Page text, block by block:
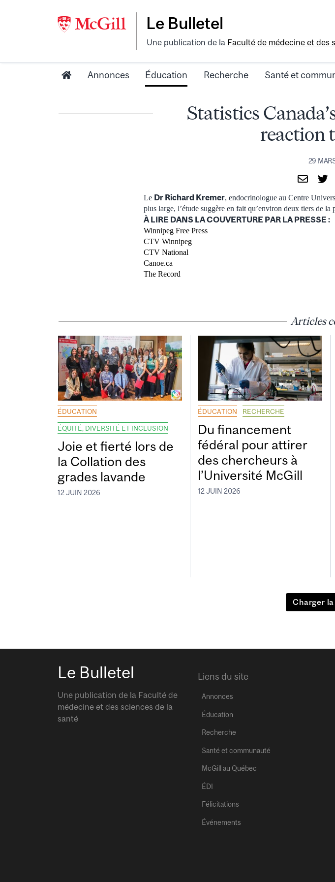
Le Bulletel
Une publication de la Faculté de médecine et des
Annonces Éducation Recherche Santé et
Statistics
reaction
29
Le Dr Richard Kremer, endocrinologue au Centre
plus large, l’étude suggère en fait qu’environ deux tiers de
À LIRE DANS LA COUVERTURE PAR LA PRESSE :
Winnipeg Free Press
CTV Winnipeg
CTV National
Canoe.ca
The Record
Articles
ÉDUCATION
ÉQUITÉ, DIVERSITÉ ET INCLUSION
Joie et fierté lors de
la Collation des
grades lavande
12 JUIN 2026
ÉDUCATION RECHERCHE
Du financement
fédéral pour attirer
des chercheurs à
l’Université McGill
12 JUIN 2026
Charger
Le Bulletel
Une publication de la Faculté de
médecine et des sciences de la
santé
Liens du site
Annonces
Éducation
Recherche
Santé et communauté
McGill au Québec
ÉDI
Félicitations
Événements